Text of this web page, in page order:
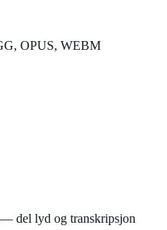
OPUS, WEBM
del lyd og transkripsjon